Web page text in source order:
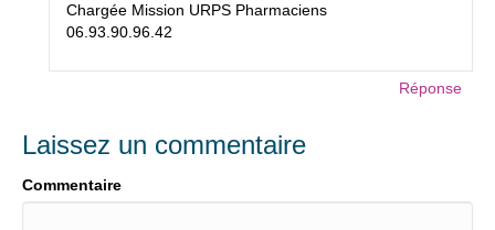
Chargée Mission URPS Pharmaciens
06.93.90.96.42
Réponse
Laissez un commentaire
Commentaire